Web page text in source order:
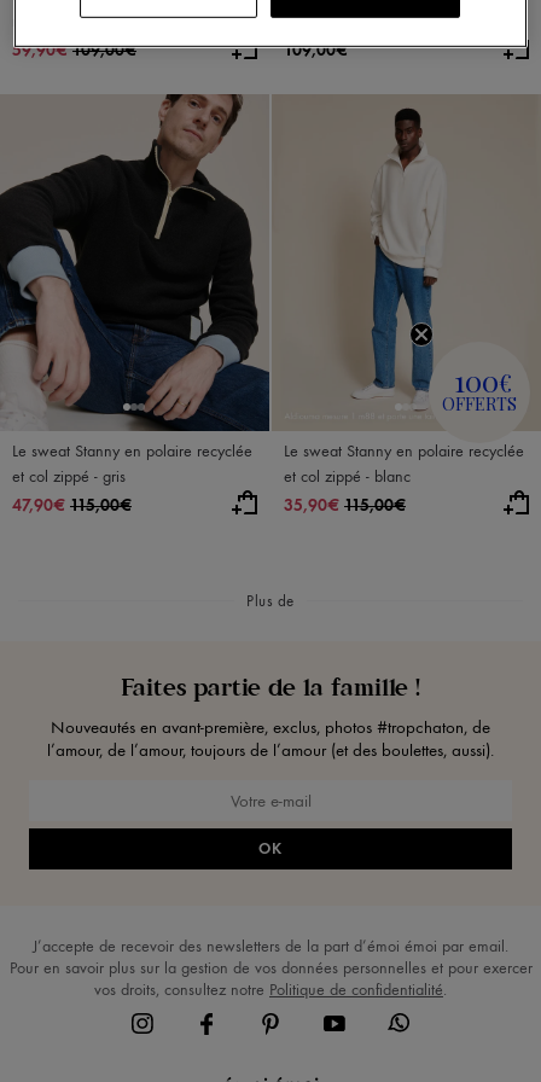
recyclée - beige
59,90€109,00€
recyclée - vert nuit
109,00€
Le sweat Stanny en polaire recyclée
et col zippé - gris
47,90€ 115,00€
Le sweat Stanny en polaire recyclée
et col zippé - blanc
35,90€ 115,00€
Plus de
Faites partie de la famille !
Nouveautés en avant-première, exclus, photos #tropchaton, de
l’amour, de l’amour, toujours de l’amour (et des boulettes, aussi).
OK
J’accepte de recevoir des newsletters de la part d’émoi émoi par email.
Pour en savoir plus sur la gestion de vos données personnelles et pour exercer
vos droits, consultez notre Politique de confidentialité.
100€
OFFERTS